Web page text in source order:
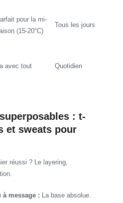
pour la mi-
(15-20°C)
Tous les jours
avec tout Quotidien
: t-
et sweats pour
réussi ? Le layering,
à message : La base absolue.